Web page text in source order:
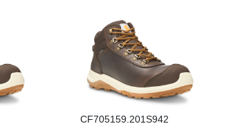
CF705159.201S942